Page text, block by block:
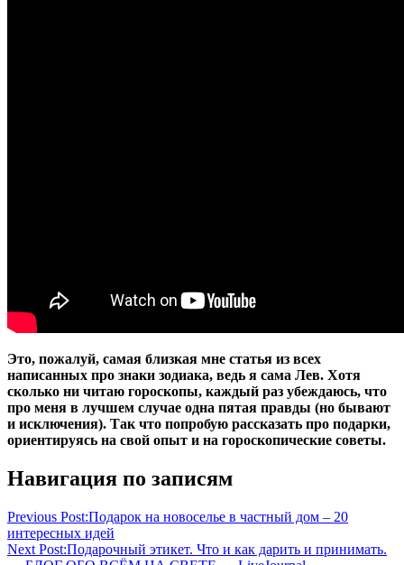
Это, пожалуй, самая близкая мне статья из всех
написанных про знаки зодиака, ведь я сама Лев. Хотя
сколько ни читаю гороскопы, каждый раз убеждаюсь, что
про меня в лучшем случае одна пятая правды (но бывают
и исключения). Так что попробую рассказать про подарки,
ориентируясь на свой опыт и на гороскопические советы.
рожденной
под
Льва{q}
что
подарить
Навигация по записям
Previous Post:Подарок на новоселье в частный дом – 20
интересных идей
Next Post:Подарочный этикет. Что и как дарить и принимать.